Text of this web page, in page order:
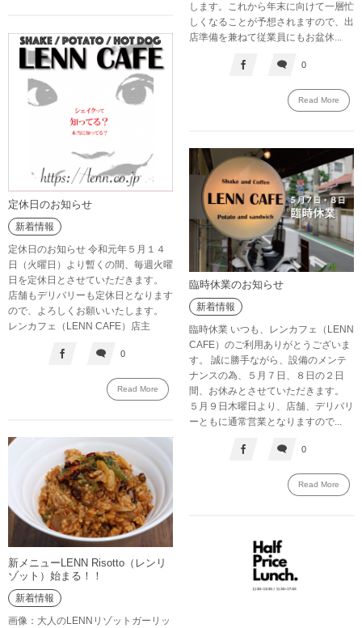
します。これから年末に向けて一層忙
しくなることが予想されますので、出
店準備を兼ねて従業員にもお盆休...
0
Read More
定休日のお知らせ
新着情報
定休日のお知らせ 令和元年５月１４
日（火曜日）より暫くの間、毎週火曜
日を定休日とさせていただきます。
店舗もデリバリーも定休日となります
ので、よろしくお願いいたします。
レンカフェ（LENN CAFE）店主
0
Read More
臨時休業のお知らせ
新着情報
臨時休業 いつも、レンカフェ（LENN
CAFE）のご利用ありがとうございま
す。 誠に勝手ながら、設備のメンテ
ナンスの為、５月７日、８日の２日
間、お休みとさせていただきます。
５月９日木曜日より、店舗、デリバリ
ーともに通常営業となりますので...
0
Read More
新メニューLENN Risotto（レンリ
ゾット）始まる！！
新着情報
画像：大人のLENNリゾットガーリッ